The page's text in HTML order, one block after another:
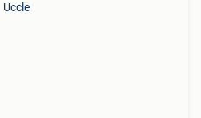
Uccle